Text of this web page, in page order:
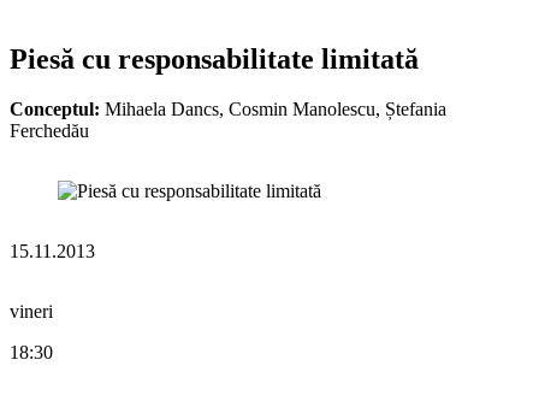
Piesă cu responsabilitate limitată
Conceptul: Mihaela Dancs, Cosmin Manolescu, Ștefania
Ferchedău
15.11.2013
vineri
18:30